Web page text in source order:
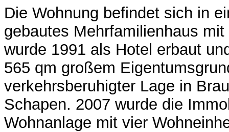
Die Wohnung befindet sich in
gebautes Mehrfamilienhaus
wurde 1991 als Hotel erbaut
565 qm großem
verkehrsberuhigter Lage in
Schapen. 2007 wurde die
Wohnanlage mit vier